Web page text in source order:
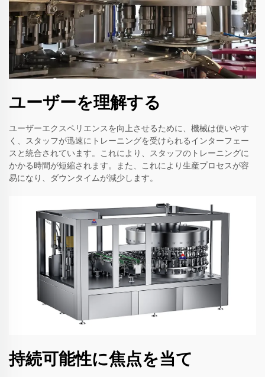
ユーザーを理解する
ユーザーエクスペリエンスを向上させるために、機械は使いやす
く、スタッフが迅速にトレーニングを受けられるインターフェー
スと統合されています。これにより、スタッフのトレーニングに
かかる時間が短縮されます。また、これにより生産プロセスが容
易になり、ダウンタイムが減少します。
持続可能性に焦点を当て